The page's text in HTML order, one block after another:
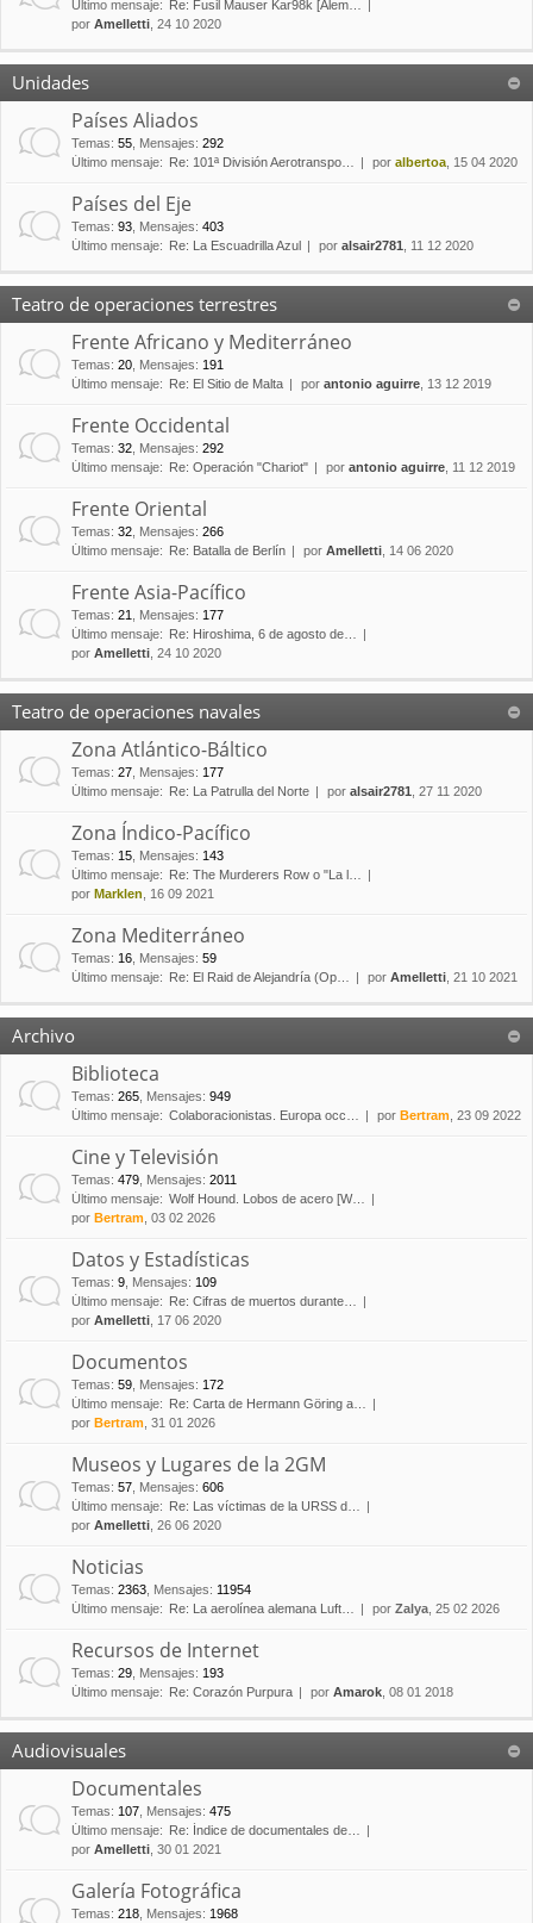
Último mensaje:
Re: Fusil Mauser Kar98k [Alem…
por Amelletti , 24 10 2020
Unidades
Países Aliados
Temas: 55 Mensajes: 292
Último mensaje:
Re: 101ª División Aerotranspo… por albertoa , 15 04 2020
Países del Eje
Temas: 93 Mensajes: 403
Último mensaje:
Re: La Escuadrilla Azul por alsair2781 , 11 12 2020
Teatro de operaciones terrestres
Frente Africano y Mediterráneo
Temas: 20 Mensajes: 191
Último mensaje:
Re: El Sitio de Malta por antonio aguirre , 13 12 2019
Frente Occidental
Temas: 32 Mensajes: 292
Último mensaje:
Re: Operación "Chariot" por antonio aguirre , 11 12 2019
Frente Oriental
Temas: 32 Mensajes: 266
Último mensaje:
Re: Batalla de Berlín por Amelletti , 14 06 2020
Frente Asia-Pacífico
Temas: 21 Mensajes: 177
Último mensaje:
Re: Hiroshima, 6 de agosto de…
por Amelletti , 24 10 2020
Teatro de operaciones navales
Zona Atlántico-Báltico
Temas: 27 Mensajes: 177
Último mensaje:
Re: La Patrulla del Norte por alsair2781 , 27 11 2020
Zona Índico-Pacífico
Temas: 15 Mensajes: 143
Último mensaje:
Re: The Murderers Row o "La l…
por Marklen , 16 09 2021
Zona Mediterráneo
Temas: 16 Mensajes: 59
Último mensaje:
Re: El Raid de Alejandría (Op… por Amelletti , 21 10 2021
Archivo
Biblioteca
Temas: 265 Mensajes: 949
Último mensaje: Colaboracionistas. Europa occ… por Bertram , 23 09 2022
Cine y Televisión
Temas: 479 Mensajes: 2011
Último mensaje: Wolf Hound. Lobos de acero [W…
por Bertram , 03 02 2026
Datos y Estadísticas
Temas: 9 Mensajes: 109
Último mensaje:
Re: Cifras de muertos durante…
por Amelletti , 17 06 2020
Documentos
Temas: 59 Mensajes: 172
Último mensaje:
Re: Carta de Hermann Göring a…
por Bertram , 31 01 2026
Museos y Lugares de la 2GM
Temas: 57 Mensajes: 606
Último mensaje:
Re: Las víctimas de la URSS d…
por Amelletti , 26 06 2020
Noticias
Temas: 2363 Mensajes: 11954
Último mensaje:
Re: La aerolínea alemana Luft… por Zalya , 25 02 2026
Recursos de Internet
Temas: 29 Mensajes: 193
Último mensaje:
Re: Corazón Purpura por Amarok , 08 01 2018
Audiovisuales
Documentales
Temas: 107 Mensajes: 475
Último mensaje:
Re: Índice de documentales de…
por Amelletti , 30 01 2021
Galería Fotográfica
Temas: 218 Mensajes: 1968